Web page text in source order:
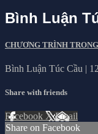
Bình Luận
CHƯƠNG TRÌNH
Bình Luận Túc Cầu |
Share with friends
Facebook XEmail
Share on Facebook